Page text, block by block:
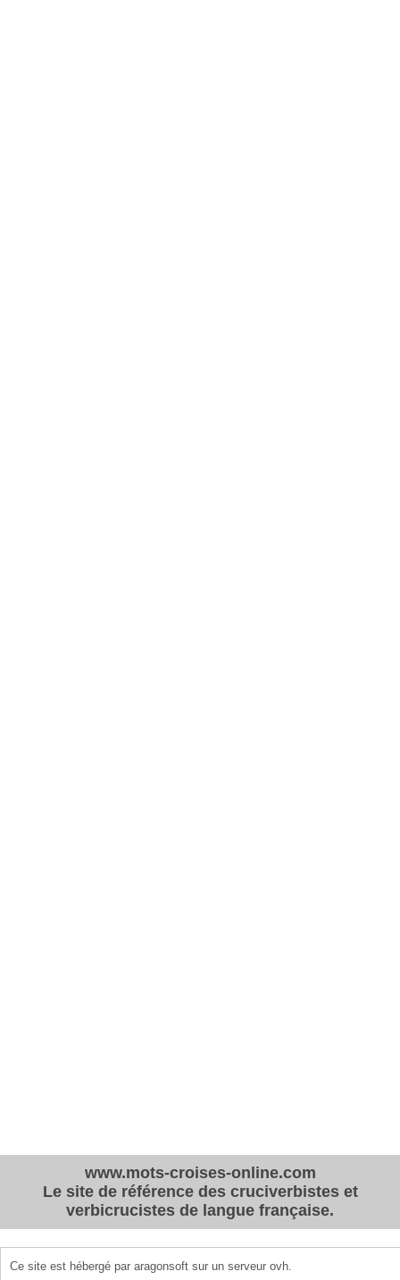
www.mots-croises-online.com
Le site de référence des cruciverbistes et
verbicrucistes de langue française.